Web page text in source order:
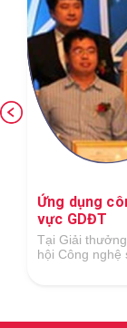
Khen ngợi
chính Hoa Kỳ
Là đơn vị đi
giảng miễn phí